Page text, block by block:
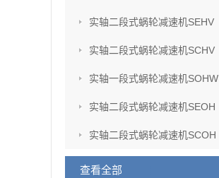
实轴二段式蜗轮减速机SEHV
实轴二段式蜗轮减速机SCHV
实轴一段式蜗轮减速机SOHW
实轴二段式蜗轮减速机SEOH
实轴二段式蜗轮减速机SCOH
查看全部